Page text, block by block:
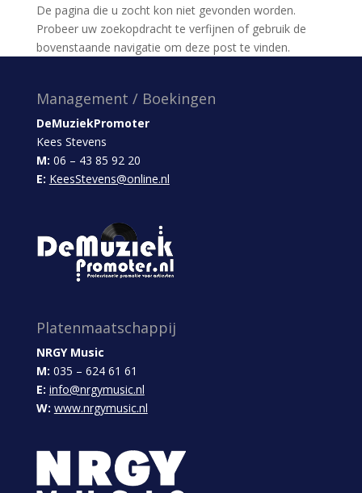
De pagina die u zocht kon niet gevonden worden.
Probeer uw zoekopdracht te verfijnen of gebruik de
bovenstaande navigatie om deze post te vinden.
Management / Boekingen
DeMuziekPromoter
Kees Stevens
M: 06 – 43 85 92 20
E: KeesStevens@online.nl
Platenmaatschappij
NRGY Music
M: 035 – 624 61 61
E: info@nrgymusic.nl
W: www.nrgymusic.nl